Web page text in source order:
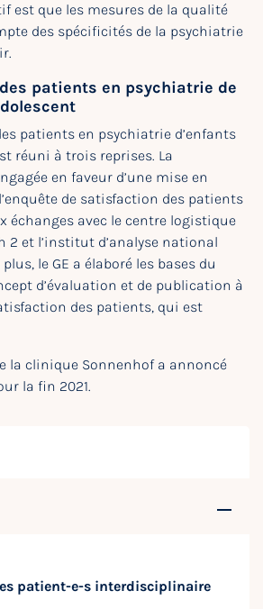
patient-e-s interdisciplinaire
est que les mesures de la qualité
des spécificités de la psychiatrie
patients en psychiatrie de
patients en psychiatrie d’enfants
réuni à trois reprises. La
en faveur d’une mise en
de satisfaction des patients
échanges avec le centre logistique
2 et l’institut d’analyse national
plus, le GE a élaboré les bases du
d’évaluation et de publication à
des patients, qui est
la clinique Sonnenhof a annoncé
la fin 2021.